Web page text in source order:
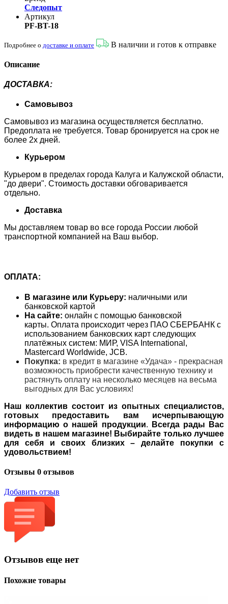
Следопыт
Артикул
PF-BT-18
Подробнее о доставке и оплате В наличии и готов к отправке
Описание
ДОСТАВКА:
Самовывоз
Самовывоз из магазина осуществляется бесплатно.
Предоплата не требуется. Товар бронируется на срок не
более 2х дней.
Курьером
Курьером в пределах города Калуга и Калужской области,
"до двери". Стоимость доставки обговаривается
отдельно.
Доставка
Мы доставляем товар во все города России любой
транспортной компанией на Ваш выбор.
ОПЛАТА:
В магазине или Курьеру: наличными или
банковской картой
На сайте: онлайн с помощью банковской
карты. Оплата происходит через ПАО СБЕРБАНК с
использованием банковских карт следующих
платёжных систем: МИР, VISA International,
Mastercard Worldwide, JCB.
Покупка: в кредит в магазине «Удача» - прекрасная
возможность приобрести качественную технику и
растянуть оплату на несколько месяцев на весьма
выгодных для Вас условиях!
Наш коллектив состоит из опытных специалистов,
готовых предоставить вам исчерпывающую
информацию о нашей продукции.
Всегда рады Вас
видеть в нашем магазине! Выбирайте только лучшее
для себя и своих близких – делайте покупки с
удовольствием!
Отзывы 0 отзывов
Добавить отзыв
Отзывов еще нет
Похожие товары